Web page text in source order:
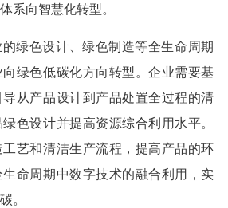
系向智慧化转型。
绿色设计、绿色制造等全生命周期
绿色低碳化方向转型。企业需要基
从产品设计到产品处置全过程的清
色设计并提高资源综合利用水平。
艺和清洁生产流程，提高产品的环
命周期中数字技术的融合利用，实
。